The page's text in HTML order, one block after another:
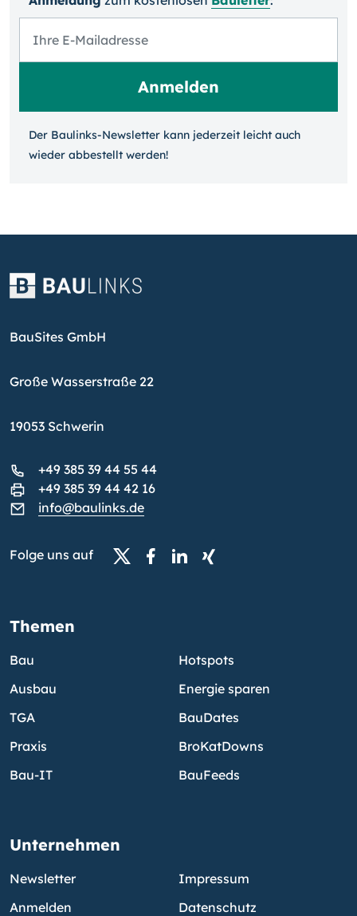
Der Baulinks-Newsletter kann jeder­zeit leicht auch
wieder ab­bestellt werden!
BauSites GmbH
Große Wasserstraße 22
19053 Schwerin
+49 385 39 44 55 44
+49 385 39 44 42 16
info@baulinks.de
Folge uns auf
Themen
Bau
Ausbau
TGA
Praxis
Bau-IT
Hotspots
Energie sparen
BauDates
BroKatDowns
BauFeeds
Unternehmen
Newsletter
Anmelden
Impressum
Datenschutz